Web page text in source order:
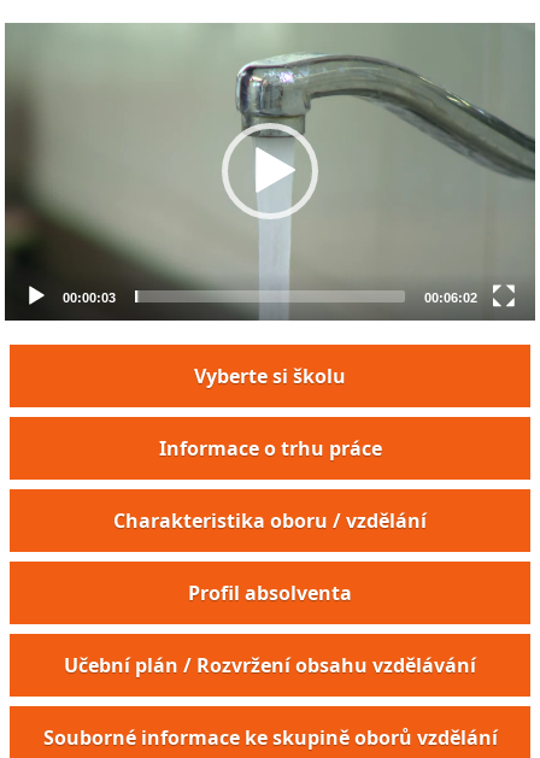
00:00:03 00:06:02
Vyberte si školu
Informace o trhu práce
Charakteristika oboru / vzdělání
Profil absolventa
Učební plán / Rozvržení obsahu vzdělávání
Souborné informace ke skupině oborů vzdělání